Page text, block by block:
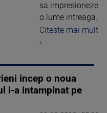
sa impresioneze
o lume intreaga.
Citeste mai mult
›
incep o noua
i-a intampinat pe